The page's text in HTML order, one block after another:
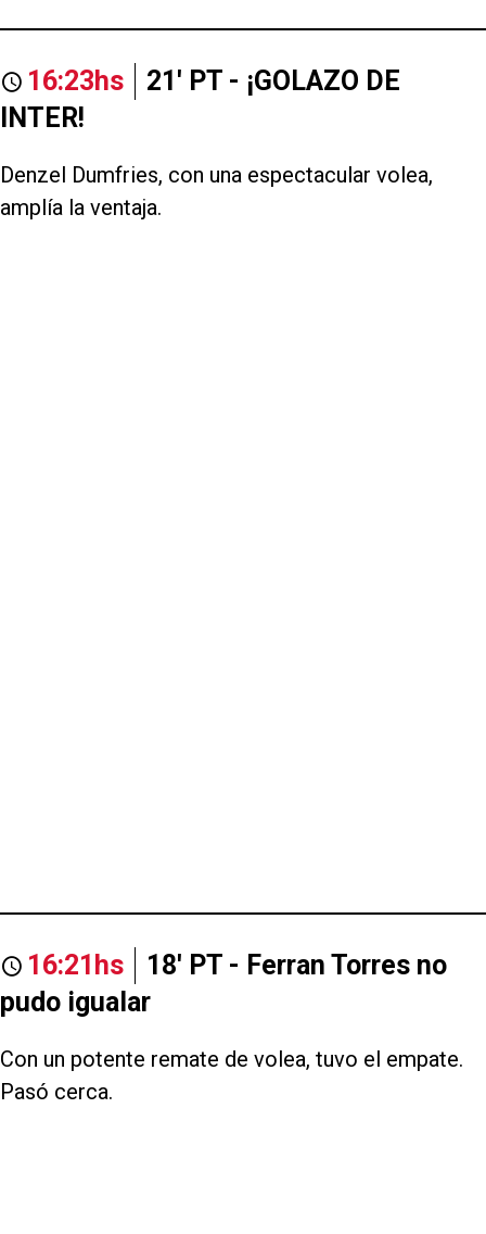
16:23hs
21' PT - ¡GOLAZO DE
INTER!
Denzel Dumfries, con una espectacular volea,
amplía la ventaja.
16:21hs
18' PT - Ferran Torres no
pudo igualar
Con un potente remate de volea, tuvo el empate.
Pasó cerca.